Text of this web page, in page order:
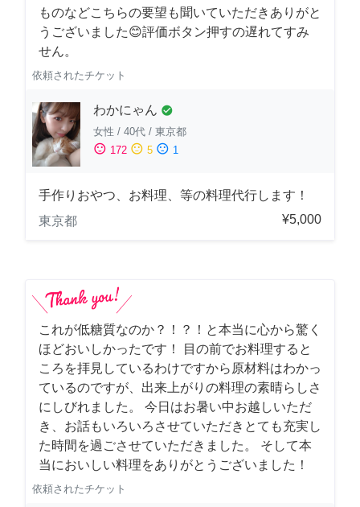
ものなどこちらの要望も聞いていただきありがと
うございました😊評価ボタン押すの遅れてすみ
せん。
依頼されたチケット
わかにゃん check_circle
女性 / 40代 / 東京都
sentiment_satisfied 172 sentiment_neutral 5 sentiment_dissatisfied 1
手作りおやつ、お料理、等の料理代行します！
東京都
¥5,000
これが低糖質なのか？！？！と本当に心から驚く
ほどおいしかったです！ 目の前でお料理すると
ころを拝見しているわけですから原材料はわかっ
ているのですが、出来上がりの料理の素晴らしさ
にしびれました。 今日はお暑い中お越しいただ
き、お話もいろいろさせていただきとても充実し
た時間を過ごさせていただきました。 そして本
当においしい料理をありがとうございました！
依頼されたチケット